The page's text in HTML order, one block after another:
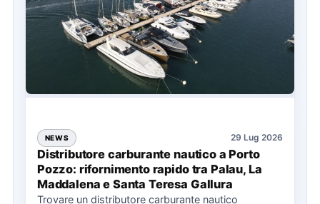
NEWS 29 Lug 2026
Distributore carburante nautico a Porto
Pozzo: rifornimento rapido tra Palau, La
Maddalena e Santa Teresa Gallura
Trovare un distributore carburante nautico